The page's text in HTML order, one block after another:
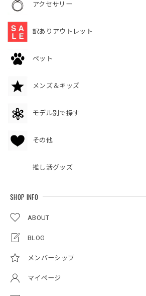
アクセサリー
訳ありアウトレット
ペット
メンズ＆キッズ
モデル別で探す
その他
推し活グッズ
SHOP INFO
ABOUT
BLOG
メンバーシップ
マイページ